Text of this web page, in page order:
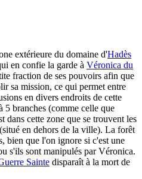
extérieure du domaine d'Hadès
en confie la garde à Véronica du
fraction de ses pouvoirs afin que
sa mission, ce qui permet entre
en divers endroits de cette
branches (comme celle que
dans cette zone que se trouvent les
(situé en dehors de la ville). La forêt
bien que l'on ignore si c'est une
s'ils sont manipulés par Véronica.
Sainte disparaît à la mort de